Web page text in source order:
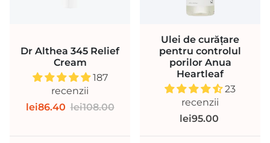
Dr Althea 345 Relief
Cream
187
recenzii
lei86.40 lei108.00
Ulei de curățare
pentru controlul
porilor Anua
Heartleaf
23
recenzii
lei95.00